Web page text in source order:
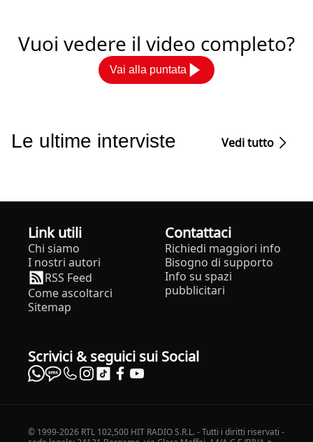
Vuoi vedere il video completo?
Vai alla puntata
Le ultime interviste Vedi tutto
Link utili
Chi siamo
I nostri autori
RSS Feed
Come ascoltarci
Sitemap
Contattaci
Richiedi maggiori info
Bisogno di supporto
Info su spazi
pubblicitari
Scrivici & seguici sui Social
© 1999-2026 RTL 102,500 HIT RADIO S.R.L. - Tutti i diritti riservati -